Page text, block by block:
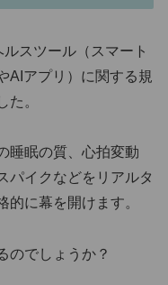
スツール（スマート
AIアプリ）に関する規
た。
睡眠の質、心拍変動
パイクなどをリアルタ
的に幕を開けます。
のでしょうか？